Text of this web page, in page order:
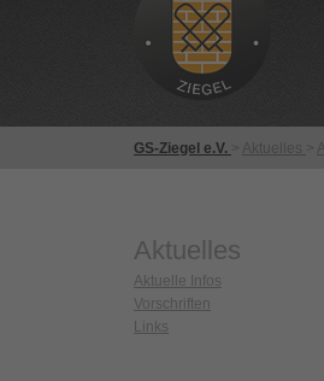
GS-Ziegel e.V. Aktuelles
Aktuelles
Aktuelle Infos
Vorschriften
Links